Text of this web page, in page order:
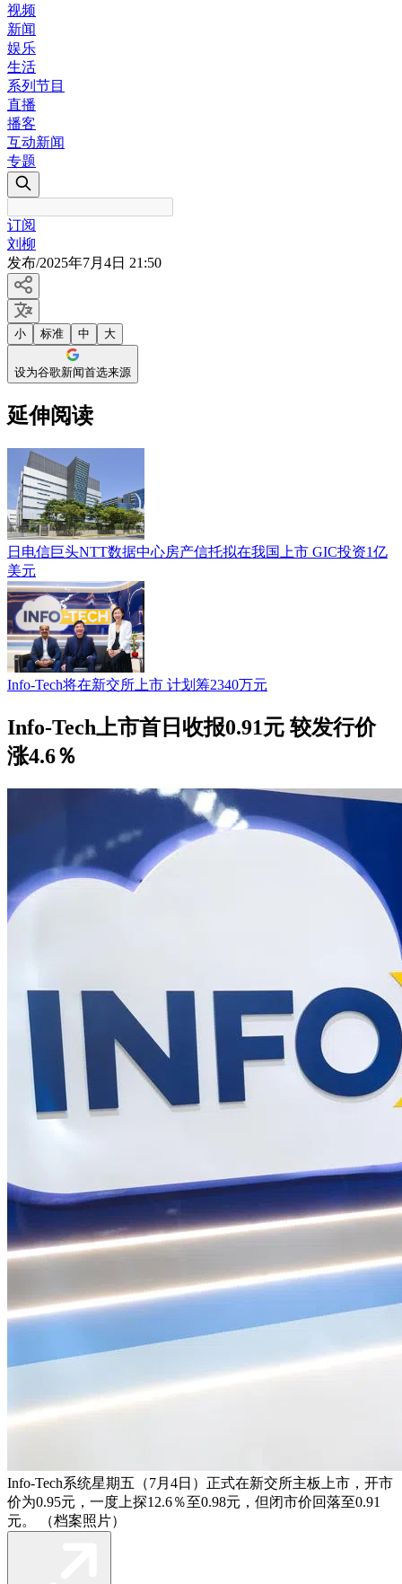
视频
新闻
娱乐
生活
系列节目
直播
播客
互动新闻
专题
订阅
刘柳
发布/2025年7月4日 21:50
小 标准 中 大
设为谷歌新闻首选来源
延伸阅读
日电信巨头NTT数据中心房产信托拟在我国上市 GIC投资1亿
美元
Info-Tech将在新交所上市 计划筹2340万元
Info-Tech上市首日收报0.91元 较发行价
涨4.6％
Info-Tech系统星期五（7月4日）正式在新交所主板上市，开市
价为0.95元，一度上探12.6％至0.98元，但闭市价回落至0.91
元。 （档案照片）